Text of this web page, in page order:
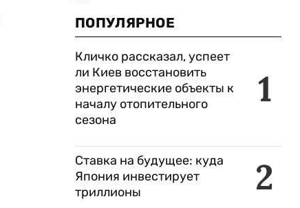
ПОПУЛЯРНОЕ
1
Кличко рассказал, успеет
ли Киев восстановить
энергетические объекты к
началу отопительного
сезона
2
Ставка на будущее: куда
Япония инвестирует
триллионы